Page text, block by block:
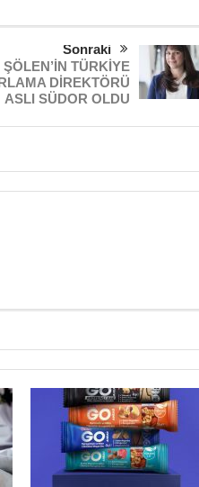
Sonraki
ŞÖLEN’İN TÜRKİYE
DİREKTÖRÜ
ASLI SÜDOR OLDU